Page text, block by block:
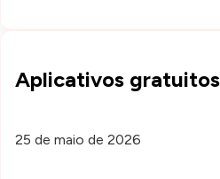
Aplicativos
25 de maio de 2026